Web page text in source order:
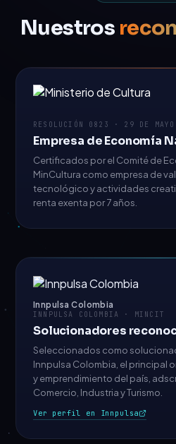
Nuestros
RESOLUCIÓN 0823 · 29 DE
Empresa de Economía
Certificados por el Comité de
MinCultura como empresa de
tecnológico y actividades
renta exenta por 7 años.
Innpulsa Colombia
INNPULSA COLOMBIA · MINCIT
Solucionadores
Seleccionados como
Innpulsa Colombia, el principal
y emprendimiento del país,
Comercio, Industria y Turismo.
Ver perfil en Innpulsa